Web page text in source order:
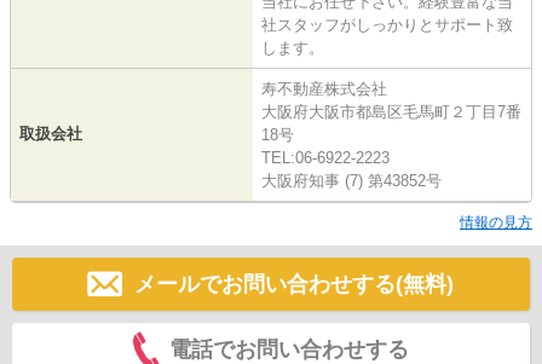
社スタッフがしっかりとサポート致
します。
取扱会社
寿不動産株式会社
大阪府大阪市都島区毛馬町２丁目7番
18号
TEL:06-6922-2223
大阪府知事 (7) 第43852号
情報の見方
メールでお問い合わせする(無料)
電話でお問い合わせする